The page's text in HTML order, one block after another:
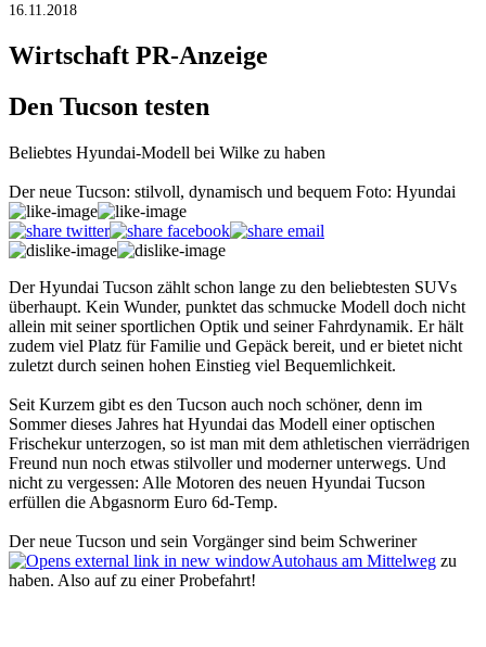
16.11.2018
Wirtschaft PR-Anzeige
Den Tucson testen
Beliebtes Hyundai-Modell bei Wilke zu haben
Der neue Tucson: stilvoll, dynamisch und bequem Foto: Hyundai
Der Hyundai Tucson zählt schon lange zu den beliebtesten SUVs
überhaupt. Kein Wunder, punktet das schmucke Modell doch nicht
allein mit seiner sportlichen Optik und seiner Fahrdynamik. Er hält
zudem viel Platz für Familie und Gepäck bereit, und er bietet nicht
zuletzt durch seinen hohen Einstieg viel Bequemlichkeit.
Seit Kurzem gibt es den Tucson auch noch schöner, denn im
Sommer dieses Jahres hat Hyundai das Modell einer optischen
Frischekur unterzogen, so ist man mit dem athletischen vierrädrigen
Freund nun noch etwas stilvoller und moderner unterwegs. Und
nicht zu vergessen: Alle Motoren des neuen Hyundai Tucson
erfüllen die Abgasnorm Euro 6d-Temp.
Der neue Tucson und sein Vorgänger sind beim Schweriner
Autohaus am Mittelweg zu
haben. Also auf zu einer Probefahrt!